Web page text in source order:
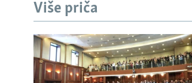
Više priča